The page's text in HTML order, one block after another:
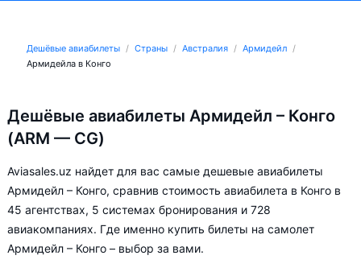
Дешёвые авиабилеты Страны Австралия
Армидейл
Армидейла в Конго
Дешёвые авиабилеты Армидейл – Конго
(ARM — CG)
Aviasales.uz найдет для вас самые дешевые авиабилеты
Армидейл – Конго, сравнив стоимость авиабилета в Конго в
45 агентствах, 5 системах бронирования и 728
авиакомпаниях. Где именно купить билеты на самолет
Армидейл – Конго – выбор за вами.